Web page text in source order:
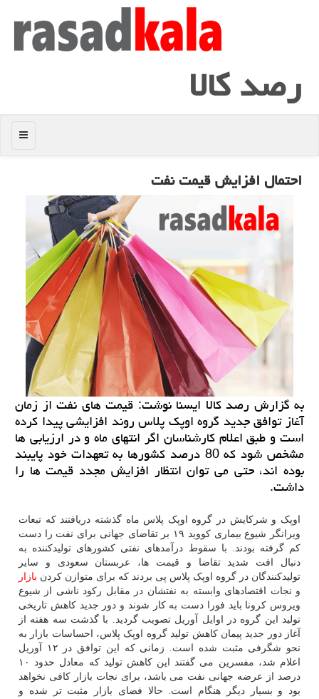
رصد كالا
منو
احتمال افزایش قیمت نفت
به گزارش رصد كالا ایسنا نوشت: قیمت های نفت از زمان
آغاز توافق جدید گروه اوپك پلاس روند افزایشی پیدا كرده
است و طبق اعلام كارشناسان اگر انتهای ماه و در ارزیابی ها
مشخص شود كه 80 درصد كشورها به تعهدات خود پایبند
بوده اند، حتی می توان انتظار افزایش مجدد قیمت ها را
داشت.
اوپک و شرکایش در گروه اوپک پلاس ماه گذشته دریافتند که تبعات
ویرانگر شیوع بیماری کووید ۱۹ بر تقاضای جهانی برای نفت را دست
کم گرفته بودند. با سقوط درآمدهای نفتی کشورهای تولیدکننده به
دنبال افت شدید تقاضا و قیمت ها، عربستان سعودی و سایر
تولیدکنندگان در گروه اوپک پلاس پی بردند که برای متوازن کردن بازار
و نجات اقتصادهای وابسته به نفتشان در مقابل رکود ناشی از شیوع
ویروس کرونا باید فورا دست به کار شوند و دور جدید کاهش تاریخی
تولید این گروه در اوایل آوریل تصویب گردید. با گذشت سه هفته از
آغاز دور جدید پیمان کاهش تولید گروه اوپک پلاس، احساسات بازار به
نحو شگرفی مثبت شده است. زمانی که این توافق در ۱۲ آوریل
اعلام شد، مفسرین می گفتند این کاهش تولید که معادل حدود ۱۰
درصد از عرضه جهانی نفت می باشد، برای نجات بازار کافی نخواهد
بود و بسیار دیگر هنگام است. حالا فضای بازار مثبت تر شده و